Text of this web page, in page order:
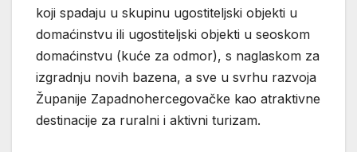
koji spadaju u skupinu ugostiteljski objekti u
domaćinstvu ili ugostiteljski objekti u seoskom
domaćinstvu (kuće za odmor), s naglaskom za
izgradnju novih bazena, a sve u svrhu razvoja
Županije Zapadnohercegovačke kao atraktivne
destinacije za ruralni i aktivni turizam.